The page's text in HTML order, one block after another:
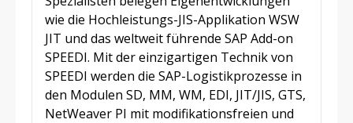
wie die Hochleistungs-JIS-Applikation WSW
JIT und das weltweit führende SAP Add-on
SPEEDI. Mit der einzigartigen Technik von
SPEEDI werden die SAP-Logistikprozesse in
den Modulen SD, MM, WM, EDI, JIT/JIS, GTS,
NetWeaver PI mit modifikationsfreien und